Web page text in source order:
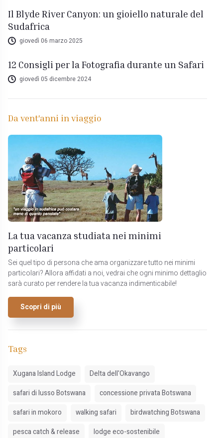
Il Blyde River Canyon: un gioiello naturale del
Sudafrica
giovedì 06 marzo 2025
12 Consigli per la Fotografia durante un Safari
giovedì 05 dicembre 2024
Da vent'anni in viaggio
La tua vacanza studiata nei minimi
particolari
Sei quel tipo di persona che ama organizzare tutto nei minimi
particolari? Allora affidati a noi, vedrai che ogni minimo dettaglio
sarà curato per rendere la tua vacanza indimenticabile!
Scopri di più
Tags
Xugana Island Lodge
Delta dell'Okavango
safari di lusso Botswana
concessione privata Botswana
safari in mokoro
walking safari
birdwatching Botswana
pesca catch & release
lodge eco-sostenibile